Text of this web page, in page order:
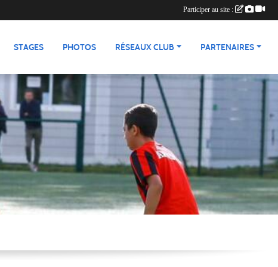
STAGES PHOTOS RÉSEAUX CLUB PARTENAIRES
Participer au site :